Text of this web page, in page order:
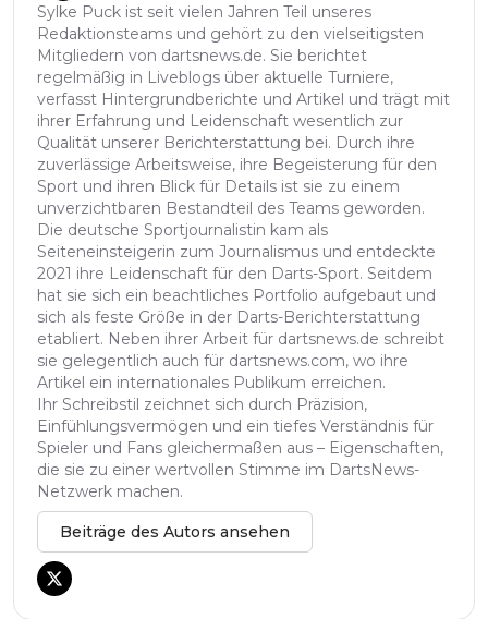
Sylke Puck ist seit vielen Jahren Teil unseres
Redaktionsteams und gehört zu den vielseitigsten
Mitgliedern von dartsnews.de. Sie berichtet
regelmäßig in Liveblogs über aktuelle Turniere,
verfasst Hintergrundberichte und Artikel und trägt mit
ihrer Erfahrung und Leidenschaft wesentlich zur
Qualität unserer Berichterstattung bei. Durch ihre
zuverlässige Arbeitsweise, ihre Begeisterung für den
Sport und ihren Blick für Details ist sie zu einem
unverzichtbaren Bestandteil des Teams geworden.
Die deutsche Sportjournalistin kam als
Seiteneinsteigerin zum Journalismus und entdeckte
2021 ihre Leidenschaft für den Darts-Sport. Seitdem
hat sie sich ein beachtliches Portfolio aufgebaut und
sich als feste Größe in der Darts-Berichterstattung
etabliert. Neben ihrer Arbeit für dartsnews.de schreibt
sie gelegentlich auch für dartsnews.com, wo ihre
Artikel ein internationales Publikum erreichen.
Ihr Schreibstil zeichnet sich durch Präzision,
Einfühlungsvermögen und ein tiefes Verständnis für
Spieler und Fans gleichermaßen aus – Eigenschaften,
die sie zu einer wertvollen Stimme im DartsNews-
Netzwerk machen.
Beiträge des Autors ansehen